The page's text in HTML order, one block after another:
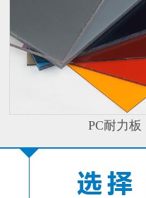
PC耐力板